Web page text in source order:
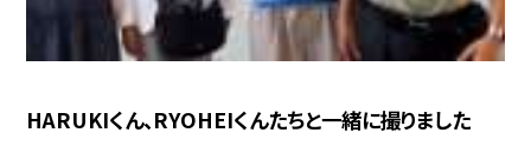
HARUKIくん、RYOHEIくんたちと一緒に撮りました